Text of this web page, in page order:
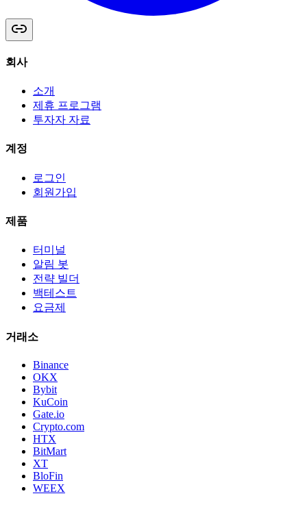
회사
소개
제휴 프로그램
투자자 자료
계정
로그인
회원가입
제품
터미널
알림 봇
전략 빌더
백테스트
요금제
거래소
Binance
OKX
Bybit
KuCoin
Gate.io
Crypto.com
HTX
BitMart
XT
BloFin
WEEX